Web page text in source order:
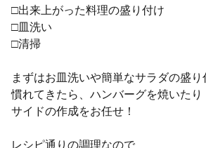
□出来上がった料理の盛り付け
□皿洗い
□清掃
まずはお皿洗いや簡単なサラダの盛り
慣れてきたら、ハンバーグを焼いたり
サイドの作成をお任せ！
レシピ通りの調理なので